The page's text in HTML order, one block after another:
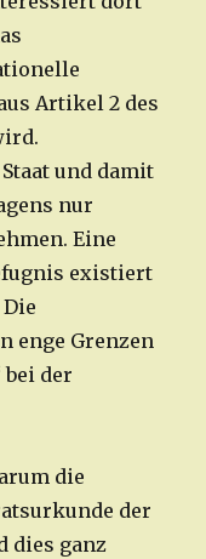
Artikel 2 des
und damit
nur
Eine
existiert
enge Grenzen
der
die
der
dies ganz